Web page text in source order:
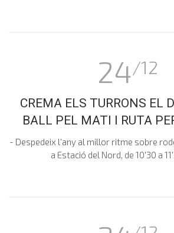
24/12
CREMA ELS TURRONS EL
BALL PEL MATI I RUTA
- Despedeix l'any al millor ritme sobre
a Estació del Nord, de 10'30 a